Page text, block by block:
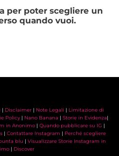
per poter scegliere un
quando vuoi.
| Disclaimer | Note Legali | Limitazione di
Policy| Nano Banana | Storie in Evidenza|
in Anonimo | Quando pubblicare su IG |
| Contattare Instagram | Perché scegliere
blu | Visualizzare Storie Instagram in
| Discover